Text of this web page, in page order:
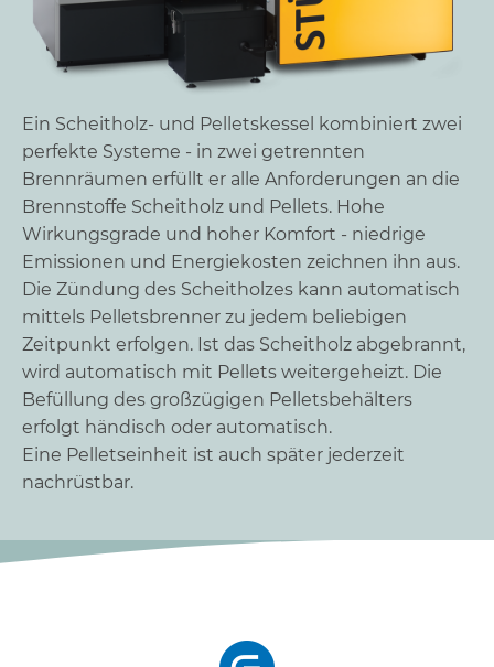
Ein Scheitholz- und Pelletskessel kombiniert zwei
perfekte Systeme - in zwei getrennten
Brennräumen erfüllt er alle Anforderungen an die
Brennstoffe Scheitholz und Pellets. Hohe
Wirkungsgrade und hoher Komfort - niedrige
Emissionen und Energiekosten zeichnen ihn aus.
Die Zündung des Scheitholzes kann automatisch
mittels Pelletsbrenner zu jedem beliebigen
Zeitpunkt erfolgen. Ist das Scheitholz abgebrannt,
wird automatisch mit Pellets weitergeheizt. Die
Befüllung des großzügigen Pelletsbehälters
erfolgt händisch oder automatisch.
Eine Pelletseinheit ist auch später jederzeit
nachrüstbar.